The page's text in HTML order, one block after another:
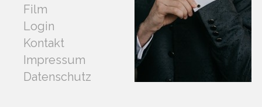
Film
Login
Kontakt
Impressum
Datenschutz